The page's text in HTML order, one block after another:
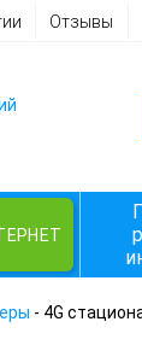
Отзывы
- 4G